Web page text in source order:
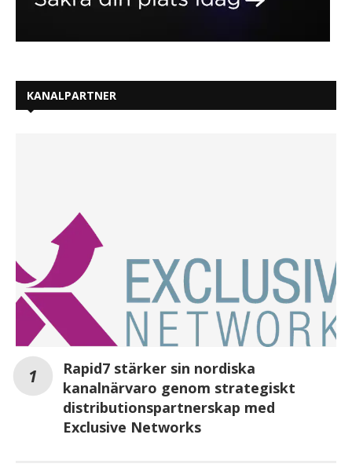
KANALPARTNER
Rapid7 stärker sin nordiska
kanalnärvaro genom strategiskt
distributionspartnerskap med
Exclusive Networks